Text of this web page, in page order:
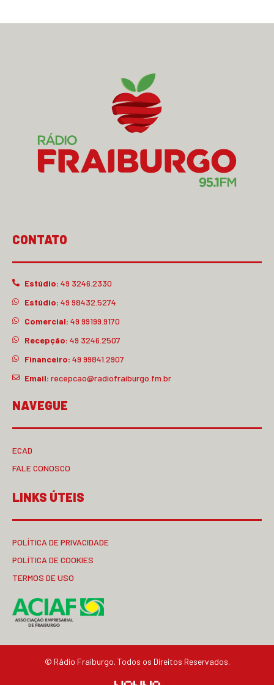
CONTATO
Estúdio: 49 3246.2330
Estúdio: 49 98432.5274
Comercial: 49 99199.9170
Recepção: 49 3246.2507
Financeiro: 49 99841.2907
Email: recepcao@radiofraiburgo.fm.br
NAVEGUE
ECAD
FALE CONOSCO
LINKS ÚTEIS
POLÍTICA DE PRIVACIDADE
POLÍTICA DE COOKIES
TERMOS DE USO
© Rádio Fraiburgo. Todos os Direitos Reservados.